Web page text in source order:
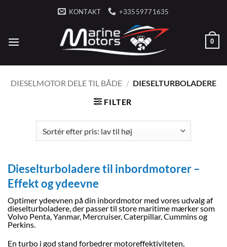
KONTAKT +33559771635
0
DIESELMOTOR DELE TIL BÅDE / DIESELTURBOLADERE
FILTER
Dieselturboladere til inbordmotorer –
Effekt og ydeevne
Optimer ydeevnen på din inbordmotor med vores udvalg af
dieselturboladere, der passer til store maritime mærker som
Volvo Penta, Yanmar, Mercruiser, Caterpillar, Cummins og
Perkins.
En turbo i god stand forbedrer motoreffektiviteten,